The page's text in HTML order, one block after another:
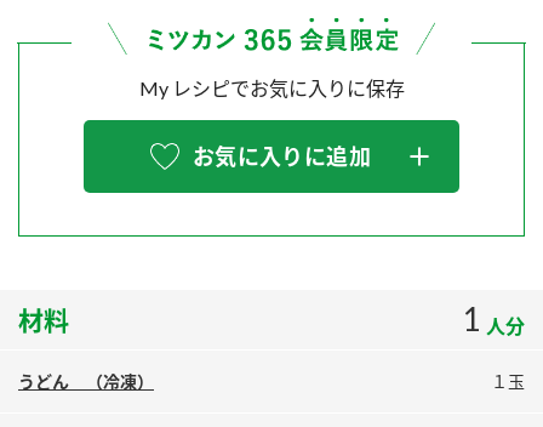
炊き込みご飯の素 米飯用調味液
Fibee
三ツ判山吹
スペシャルサイト
お酢を知ろう！
すしラボ
納豆の豆知識
MIM（ミツカンミュージアム）
お客様の声をいかしました
販売終了製品のご案内
よくあるご質問
ミツカン公式通販
My レシピでお気に入りに保存
お気に入りに追加
材料 1 人分
うどん （冷凍） １玉